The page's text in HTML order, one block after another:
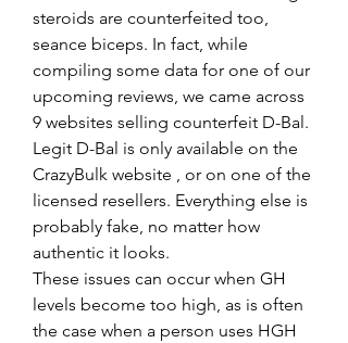
steroids are counterfeited too,
seance biceps. In fact, while
compiling some data for one of our
upcoming reviews, we came across
9 websites selling counterfeit D-Bal.
Legit D-Bal is only available on the
CrazyBulk website , or on one of the
licensed resellers. Everything else is
probably fake, no matter how
authentic it looks.
These issues can occur when GH
levels become too high, as is often
the case when a person uses HGH